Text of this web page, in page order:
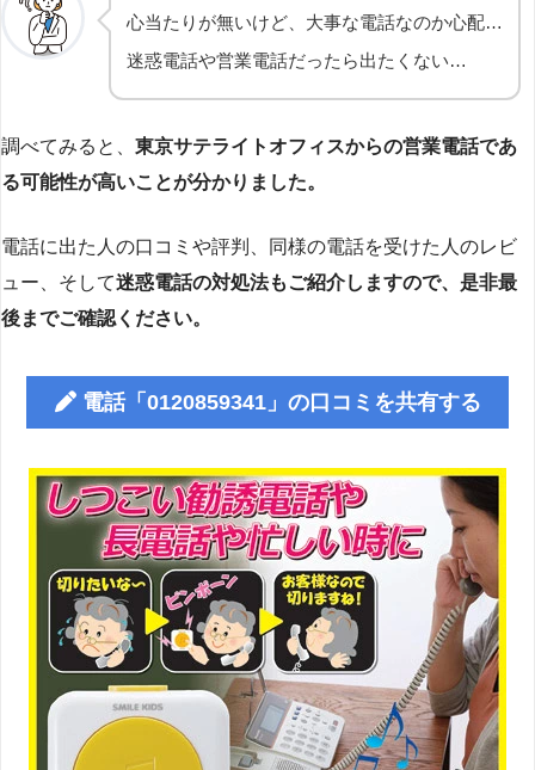
心当たりが無いけど、大事な電話なのか心配…
迷惑電話や営業電話だったら出たくない…
調べてみると、 東京サテライトオフィスからの営業電話であ
る可能性が高いことが分かりました。
電話に出た人の口コミや評判、同様の電話を受けた人のレビ
ュー、そして迷惑電話の対処法もご紹介しますので、是非最
後までご確認ください。
電話「0120859341」の口コミを共有する